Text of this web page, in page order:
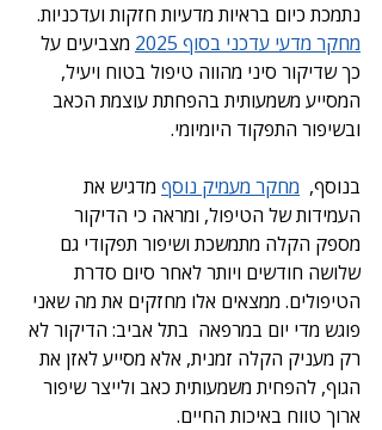
נתמכת כיום בראיות מדעיות חזקות ועדכניות.
מחקר מדעי עדכני בסוף 2025
מצביעים על
כך שדיקור סיני מהווה טיפול בטוח ויעיל,
המסייע משמעותית בהפחתת עוצמת הכאב
ובשיפור התפקוד היומיומי.
בנוסף, מחקר מעמיק נוסף מדגיש את
העמידות של הטיפול, ומראה כי הדיקור
מספק הקלה מתמשכת ושיפור תפקודי גם
שלושה חודשים ויותר לאחר סיום סדרת
הטיפולים. ממצאים אלו מחזקים את מה שאני
פוגש מדי יום במרפאה  בתל אביב: הדיקור לא
רק מעניק הקלה זמנית, אלא מסייע לאזן את
הגוף, להפחית משמעותית כאב ולייצר שיפור
ארוך טווח באיכות החיים.